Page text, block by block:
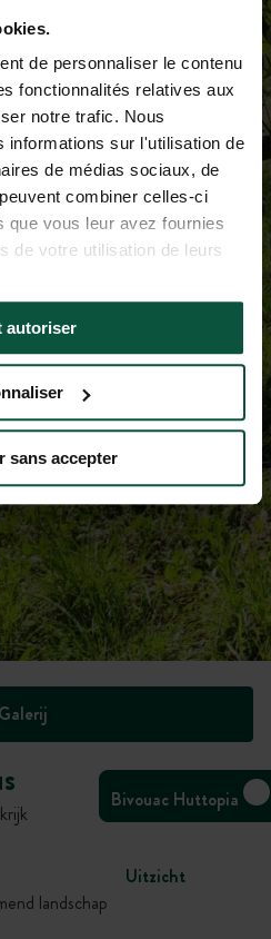
de personnaliser le contenu
fonctionnalités relatives aux
notre trafic. Nous
informations sur l'utilisation de
de médias sociaux, de
combiner celles-ci
que vous leur avez fournies
de votre utilisation de leurs
autoriser
sans accepter
Galerij
Bivouac Huttopia
Uitzicht
landschap